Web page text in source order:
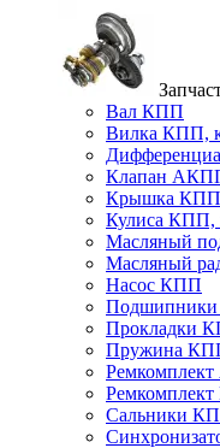
Вал КПП
Вилка КПП,
Клапан
Крышка КПП
Кулиса КПП,
Масляный
Масляный
Насос КПП
Прокладки
Пружина
Сальники